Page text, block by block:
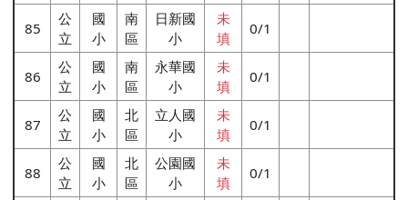
85
公
立
國
小
南
區
日新國
小
未
填
0/1
86
公
立
國
小
南
區
永華國
小
未
填
0/1
87
公
立
國
小
北
區
立人國
小
未
填
0/1
88
公
立
國
小
北
區
公園國
小
未
填
0/1